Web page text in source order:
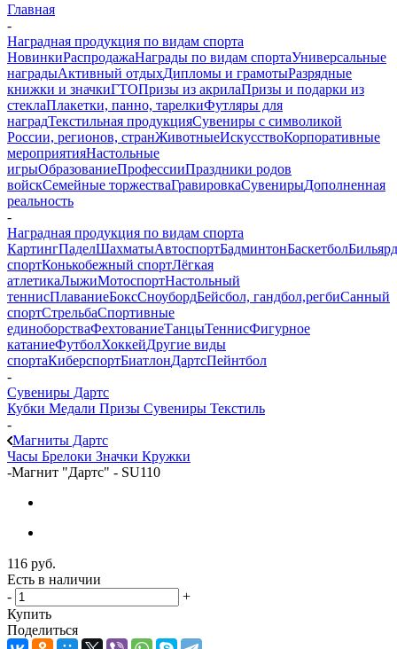
Главная
-
Наградная продукция по видам спорта
НовинкиРаспродажаНаграды по видам спортаУниверсальные
наградыАктивный отдыхДипломы и грамотыРазрядные
книжки и значкиГТОПризы из акрилаПризы и подарки из
стеклаПлакетки, панно, тарелкиФутляры для
наградТекстильная продукцияСувениры с символикой
России, регионов, странЖивотныеИскусствоКорпоративные
мероприятияНастольные
игрыОбразованиеПрофессииПраздники родов
войскСемейные торжестваГравировкаСувенирыДополненная
реальность
-
Наградная продукция по видам спорта
КартингПаделШахматыАвтоспортБадминтонБаскетболБильярд
спортКонькобежный спортЛёгкая
атлетикаЛыжиМотоспортНастольный
теннисПлаваниеБоксСноубордБейсбол, гандбол,регбиСанный
спортСтрельбаСпортивные
единоборстваФехтованиеТанцыТеннисФигурное
катаниеФутболХоккейДругие виды
спортаКиберспортБиатлонДартсПейнтбол
-
Сувениры Дартс
Кубки Медали Призы Сувениры Текстиль
-
Магниты Дартс
Часы Брелоки Значки Кружки
-Магнит "Дартс" - SU110
116 руб.
Есть в наличии
-
+
Купить
Поделиться